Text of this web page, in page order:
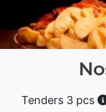
Tenders 3 pcs